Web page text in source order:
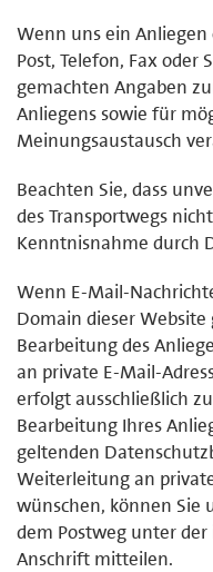
Wenn uns ein
Post, Telefon, Fax oder
gemachten Angaben
Anliegens sowie für
Meinungsaustausch
Beachten Sie, dass
des Transportwegs
Kenntnisnahme durch
Wenn E-Mail-
Domain dieser
Bearbeitung des
an private E-Mail-
erfolgt ausschließlich
Bearbeitung Ihres
geltenden
Weiterleitung an
wünschen, können Sie
dem Postweg unter
Anschrift mitteilen.